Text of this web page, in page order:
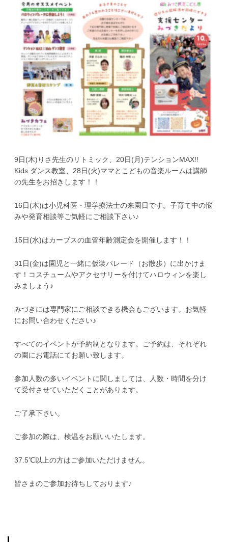
9日(木)りさ先生のリトミック、20日(月)テンションMAX!!
Kids ダンス教室、28日(火)ママとこどもの音楽ルームは講師
の先生をお招きします！！
16日(木)は小児科医・理学療法士の来園日です。子育て中の悩
みや発育相談等ご気軽にご相談下さい♪
15日(水)はカーブスの血管年齢測定会を開催します！！
31日(金)は園児と一緒に仮装パレード（お散歩）に出かけま
す！コスチュームやアクセサリーを付けてハロウィンを楽し
みましょう♪
みづきには専門家にご相談できる機会もございます。お気軽
にお問い合わせください♪
すべてのイベントが予約制となります。ご予約は、それぞれ
の園にお電話にてお願い致します。
参加人数の多いイベントに関しましては、人数・時間を分け
て受付させていただくことがあります。
ご了承下さい。
ご参加の際は、検温をお願いいたします。
37.5℃以上の方はご参加いただけません。
皆さまのご参加お待ちしております♪